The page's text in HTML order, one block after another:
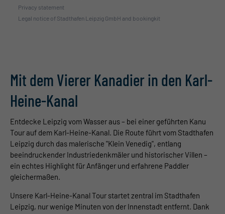
Privacy statement
Legal notice of Stadthafen Leipzig GmbH and bookingkit
Mit dem Vierer Kanadier in den Karl-
Heine-Kanal
Entdecke Leipzig vom Wasser aus – bei einer geführten Kanu
Tour auf dem Karl-Heine-Kanal. Die Route führt vom Stadthafen
Leipzig durch das malerische "Klein Venedig", entlang
beeindruckender Industriedenkmäler und historischer Villen –
ein echtes Highlight für Anfänger und erfahrene Paddler
gleichermaßen.
Unsere Karl-Heine-Kanal Tour startet zentral im Stadthafen
Leipzig, nur wenige Minuten von der Innenstadt entfernt. Dank